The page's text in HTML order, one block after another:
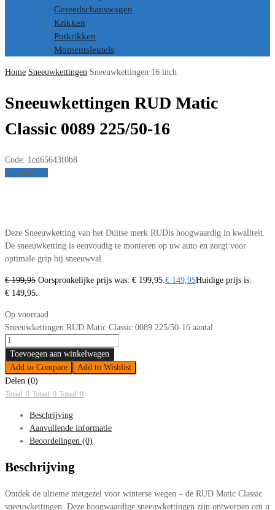
Gereedschapswagen
Krikken
Potkrikken
Momentsleutels
Home Sneeuwkettingen Sneeuwkettingen 16 inch
Sneeuwkettingen RUD Matic
Classic 0089 225/50-16
Code: 1cd65643f0b8
Aanbieding!
Deze Sneeuwketting van het Duitse merk RUDis hoogwaardig in kwaliteit.
De sneeuwketting is eenvoudig te monteren op uw auto en zorgt voor
optimale grip bij sneeuwval.
€199,95 Oorspronkelijke prijs was: € 199,95. € 149,95Huidige prijs is:
€ 149,95.
Op voorraad
Sneeuwkettingen RUD Matic Classic 0089 225/50-16 aantal
Toevoegen aan winkelwagen
Add to Compare
Add to Wishlist
Delen (0)
Totaal: 0 Totaal: 0 Totaal: 0
Beschrijving
Aanvullende informatie
Beoordelingen (0)
Beschrijving
Ontdek de ultieme metgezel voor winterse wegen – de RUD Matic Classic
sneeuwkettingen. Deze hoogwaardige sneeuwkettingen zijn ontworpen om u